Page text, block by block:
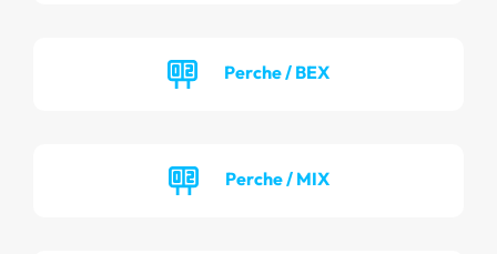
Perche / BEX
Perche / MIX